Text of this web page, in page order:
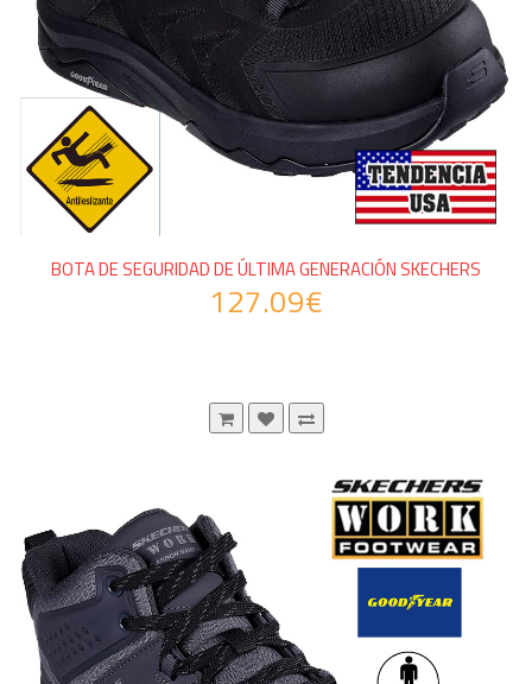
BOTA DE SEGURIDAD DE ÚLTIMA GENERACIÓN SKECHERS
127.09€